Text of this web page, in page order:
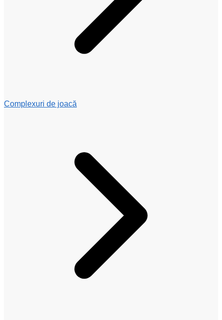
Complexuri de joacă